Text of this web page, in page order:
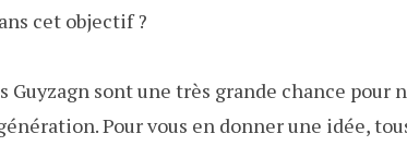
cet objectif ?
Guyzagn sont une très grande chance pour
Pour vous en donner une idée,